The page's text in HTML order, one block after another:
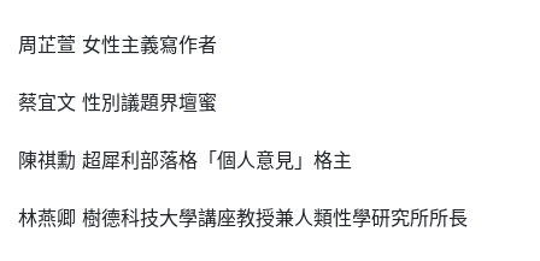
周芷萱 女性主義寫作者
蔡宜文 性別議題界壇蜜
陳祺勳 超犀利部落格「個人意見」格主
林燕卿 樹德科技大學講座教授兼人類性學研究所所長